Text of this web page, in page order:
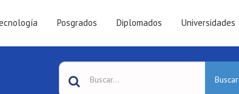
Posgrados Diplomados Universidades
Buscar